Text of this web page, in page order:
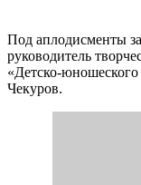
Под аплодисменты
руководитель
«Детско-
Чекуров.